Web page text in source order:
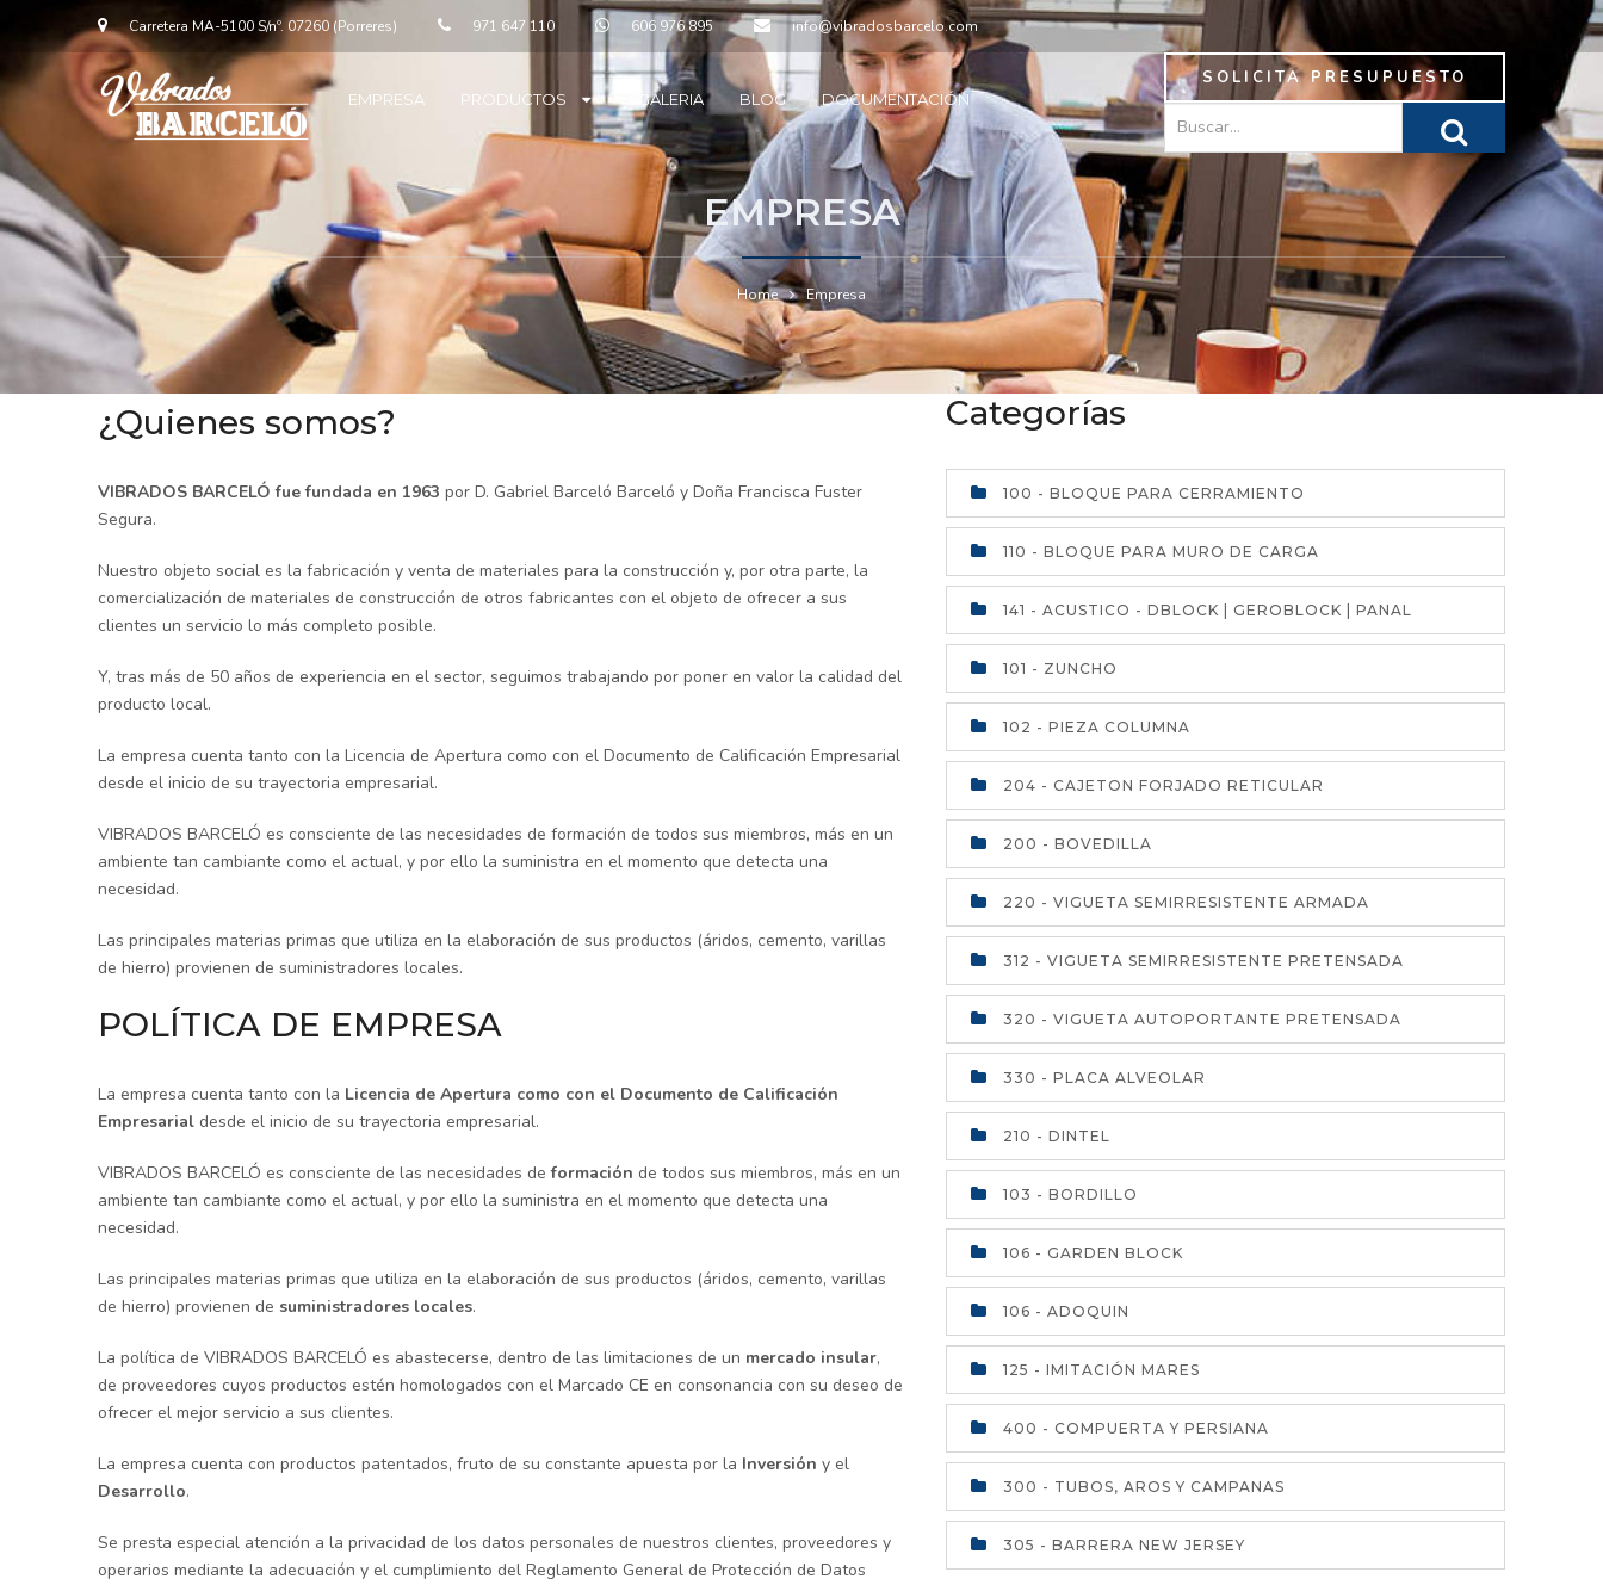
Carretera MA-5100 S/nº. 07260 (Porreres) 971 647 110 606 976 895 info@vibradosbarcelo.com
EMPRESA PRODUCTOS GALERIA BLOG DOCUMENTACIÓN
SOLICITA PRESUPUESTO
EMPRESA
Home Empresa
¿Quienes somos?
VIBRADOS BARCELÓ fue fundada en 1963 por D. Gabriel Barceló Barceló y Doña Francisca Fuster
Segura.
Nuestro objeto social es la fabricación y venta de materiales para la construcción y, por otra parte, la
comercialización de materiales de construcción de otros fabricantes con el objeto de ofrecer a sus
clientes un servicio lo más completo posible.
Y, tras más de 50 años de experiencia en el sector, seguimos trabajando por poner en valor la calidad del
producto local.
La empresa cuenta tanto con la Licencia de Apertura como con el Documento de Calificación Empresarial
desde el inicio de su trayectoria empresarial.
VIBRADOS BARCELÓ es consciente de las necesidades de formación de todos sus miembros, más en un
ambiente tan cambiante como el actual, y por ello la suministra en el momento que detecta una
necesidad.
Las principales materias primas que utiliza en la elaboración de sus productos (áridos, cemento, varillas
de hierro) provienen de suministradores locales.
POLÍTICA DE EMPRESA
La empresa cuenta tanto con la Licencia de Apertura como con el Documento de Calificación
Empresarial desde el inicio de su trayectoria empresarial.
VIBRADOS BARCELÓ es consciente de las necesidades deformación de todos sus miembros, más en un
ambiente tan cambiante como el actual, y por ello la suministra en el momento que detecta una
necesidad.
Las principales materias primas que utiliza en la elaboración de sus productos (áridos, cemento, varillas
de hierro) provienen de suministradores locales.
La política de VIBRADOS BARCELÓ es abastecerse, dentro de las limitaciones de un mercado insular,
de proveedores cuyos productos estén homologados con el Marcado CE en consonancia con su deseo de
ofrecer el mejor servicio a sus clientes.
La empresa cuenta con productos patentados, fruto de su constante apuesta por la Inversión y el
Desarrollo.
Se presta especial atención a la privacidad de los datos personales de nuestros clientes, proveedores y
operarios mediante la adecuación y el cumplimiento del Reglamento General de Protección de Datos
Categorías
100 - BLOQUE PARA CERRAMIENTO
110 - BLOQUE PARA MURO DE CARGA
141 - ACUSTICO - DBLOCK | GEROBLOCK | PANAL
101 - ZUNCHO
102 - PIEZA COLUMNA
204 - CAJETON FORJADO RETICULAR
200 - BOVEDILLA
220 - VIGUETA SEMIRRESISTENTE ARMADA
312 - VIGUETA SEMIRRESISTENTE PRETENSADA
320 - VIGUETA AUTOPORTANTE PRETENSADA
330 - PLACA ALVEOLAR
210 - DINTEL
103 - BORDILLO
106 - GARDEN BLOCK
106 - ADOQUIN
125 - IMITACIÓN MARES
400 - COMPUERTA Y PERSIANA
300 - TUBOS, AROS Y CAMPANAS
305 - BARRERA NEW JERSEY